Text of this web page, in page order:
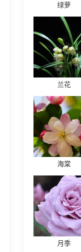
绿萝
兰花
海棠
月季